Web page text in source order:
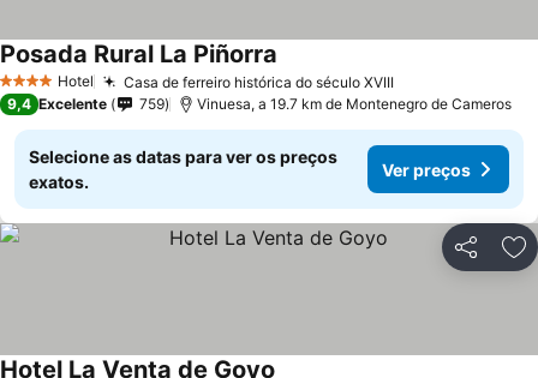
4 EstrelasHotel Casa de ferreiro histórica do século XVIIIVer preços
Posada Rural La Piñorra
9,4 Excelente 759 Vinuesa, a 19.7 km de Montenegro de Cameros
Selecione as datas para ver os preços
exatos.
Ver preços
Partilhar
Hotel La Venta de Goyo